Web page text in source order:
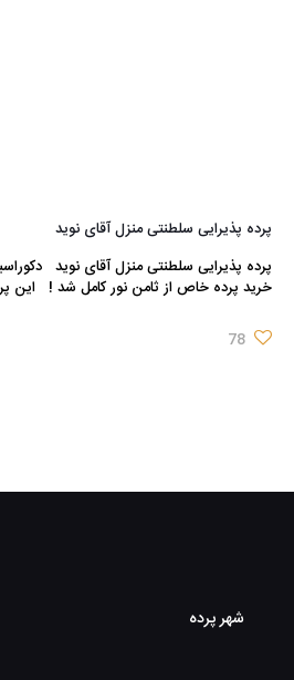
پرده پذیرایی سلطنتی منزل آقای نوید
پرده پذیرایی سلطنتی منزل آقای نوید
خرید پرده خاص از ثامن نور کامل شد ! این
78
شهر پرده